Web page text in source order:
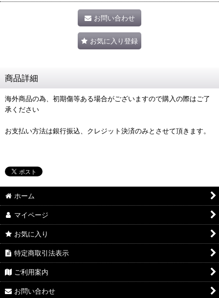
お問い合わせ
お気に入り登録
商品詳細
海外商品の為、初期傷等ある場合がございますので購入の際はご了
承ください
お支払い方法は銀行振込、クレジット決済のみとさせて頂きます。
ホーム
マイページ
お気に入り
特定商取引法表示
ご利用案内
お問い合わせ